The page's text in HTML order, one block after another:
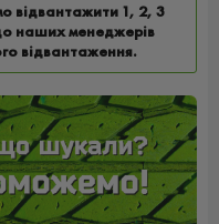
відвантажити 1, 2, 3
наших менеджерів
відвантаження.